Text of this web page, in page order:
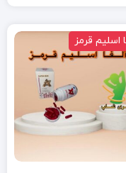
اسلیم قرمز